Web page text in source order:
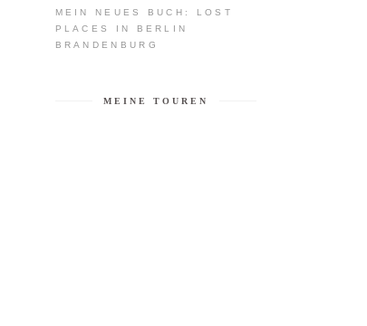
MEIN NEUES BUCH: LOST
PLACES IN BERLIN
BRANDENBURG
MEINE TOUREN